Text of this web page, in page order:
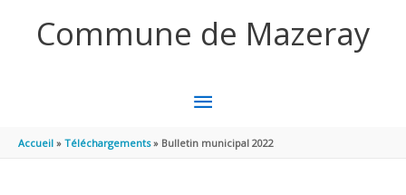
Commune de Mazeray
MENU
PRINCIPAL
Accueil Téléchargements Bulletin municipal 2022